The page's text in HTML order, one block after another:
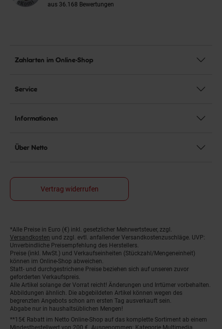
aus 36.168 Bewertungen
Zahlarten im Online-Shop
Service
Informationen
Über Netto
Vertrag widerrufen
Fußnoten
*Alle Preise in Euro (€) inkl. gesetzlicher Mehrwertsteuer, zzgl.
Versandkosten und zzgl. evtl. anfallender Versandkostenzuschläge. UVP:
Unverbindliche Preisempfehlung des Herstellers.
Preise (inkl. MwSt.) und Verkaufseinheiten (Stückzahl/Mengeneinheit)
können im Online-Shop abweichen.
Statt- und durchgestrichene Preise beziehen sich auf unseren zuvor
geforderten Verkaufspreis.
Alle Artikel solange der Vorrat reicht! Änderungen und Irrtümer vorbehalten.
Abbildungen ähnlich. Die abgebildeten Artikel können wegen des
begrenzten Angebots schon am ersten Tag ausverkauft sein.
Abgabe nur in haushaltsüblichen Mengen!
**15€ Rabatt im Netto Online-Shop auf das komplette Sortiment ab einem
Mindestbestellwert von 200 €. Ausgenommen: Kategorie Multimedia,